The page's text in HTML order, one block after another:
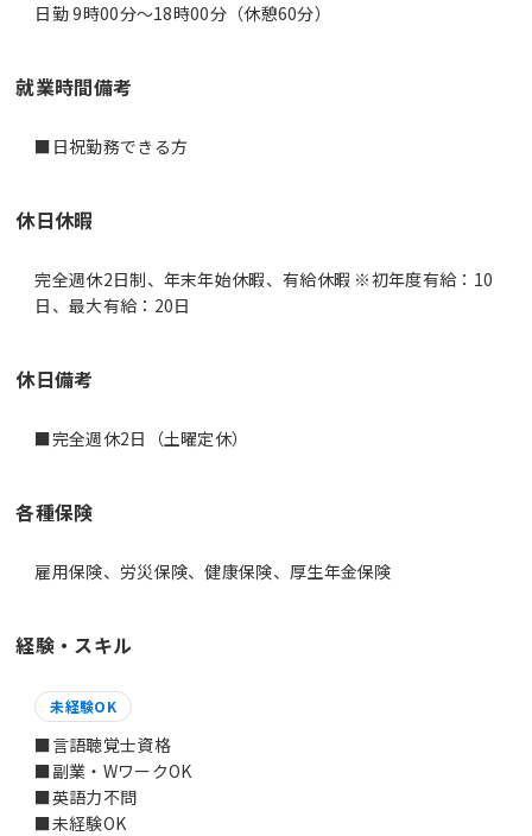
日勤 9時00分〜18時00分（休憩60分）
就業時間備考
休日休暇
完全週休2日制、年末年始休暇、有給休暇 ※初年度有給：10
日、最大有給：20日
休日備考
■完全週休2日（土曜定休）
各種保険
雇用保険、労災保険、健康保険、厚生年金保険
経験・スキル
未経験OK
■言語聴覚士資格
■副業・WワークOK
■英語力不問
■未経験OK